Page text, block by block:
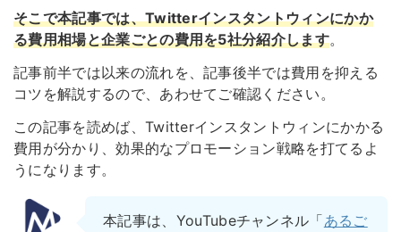
そこで本記事では、Twitterインスタントウィンにかか
る費用相場と企業ごとの費用を5社分紹介します。
記事前半では以来の流れを、記事後半では費用を抑える
コツを解説するので、あわせてご確認ください。
この記事を読めば、Twitterインスタントウィンにかかる
費用が分かり、効果的なプロモーション戦略を打てるよ
うになります。
本記事は、YouTubeチャンネル「あるご